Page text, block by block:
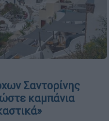
Σαντορίνης
καμπάνια